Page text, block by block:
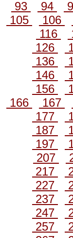
93
94
105
106
116
126
136
146
156
166
167
177
187
197
207
217
227
237
247
257